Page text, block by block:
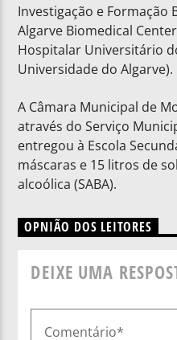
Investigação e Formação
Algarve Biomedical
Hospitalar Universitário
Universidade do Algarve).
A Câmara Municipal de
através do Serviço
entregou à Escola
máscaras e 15 litros de
alcoólica (SABA).
OPNIÃO DOS LEITORES
DEIXE UMA